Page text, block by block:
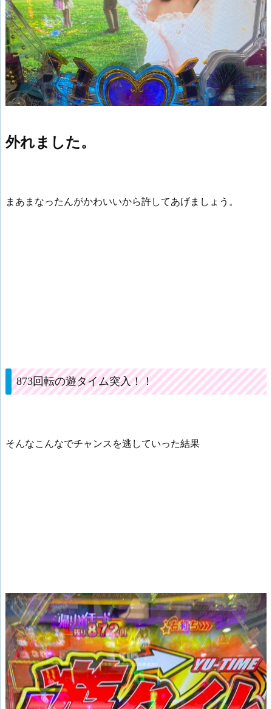
外れました。
まあまなったんがかわいいから許してあげましょう。
873回転の遊タイム突入！！
そんなこんなでチャンスを逃していった結果